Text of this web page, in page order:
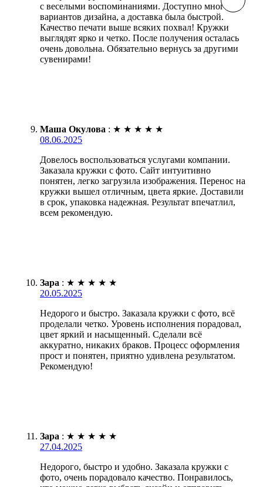
с веселыми воспоминаниями. Доступно много
вариантов дизайна, а доставка была быстрой.
Качество печати выше всяких похвал! Кружки
выглядят ярко и четко. После получения осталась
очень довольна. Обязательно вернусь за другими
сувенирами!
Маша Окулова : ★ ★ ★ ★ ★
08.06.2025
Довелось воспользоваться услугами компании.
Заказала кружки с фото. Сайт интуитивно
понятен, легко загрузила изображения. Перенос на
кружки вышел отличным, цвета яркие. Доставили
в срок, упаковка надежная. Результат впечатлил,
всем рекомендую.
Зара : ★ ★ ★ ★ ★
20.05.2025
Недорого и быстро. Заказала кружки с фото, всё
проделали четко. Уровень исполнения порадовал,
цвет яркий и насыщенный. Сделали всё
аккуратно, никаких браков. Процесс оформления
прост и понятен, приятно удивлена результатом.
Рекомендую!
Зара : ★ ★ ★ ★ ★
27.04.2025
Недорого, быстро и удобно. Заказала кружки с
фото, очень порадовало качество. Понравилось,